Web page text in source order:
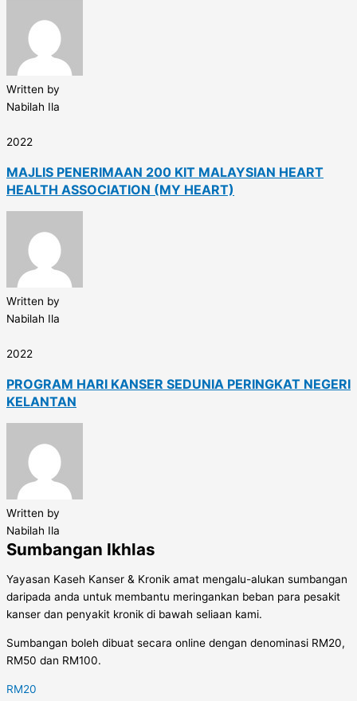
Written by
Nabilah Ila
2022
MAJLIS PENERIMAAN 200 KIT MALAYSIAN HEART
HEALTH ASSOCIATION (MY HEART)
Written by
Nabilah Ila
2022
PROGRAM HARI KANSER SEDUNIA PERINGKAT NEGERI
KELANTAN
Written by
Nabilah Ila
Sumbangan Ikhlas
Yayasan Kaseh Kanser & Kronik amat mengalu-alukan sumbangan
daripada anda untuk membantu meringankan beban para pesakit
kanser dan penyakit kronik di bawah seliaan kami.
Sumbangan boleh dibuat secara online dengan denominasi RM20,
RM50 dan RM100.
RM20